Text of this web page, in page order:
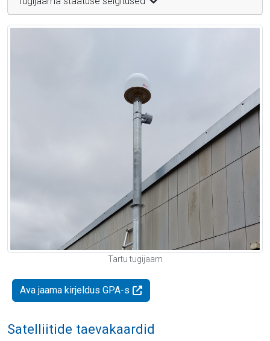
Tartu tugijaam
Ava jaama kirjeldus GPA-s
Satelliitide taevakaardid